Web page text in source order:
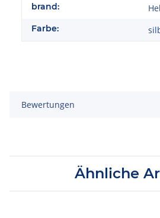
brand:
Farbe:
Bewertungen
Ähnliche